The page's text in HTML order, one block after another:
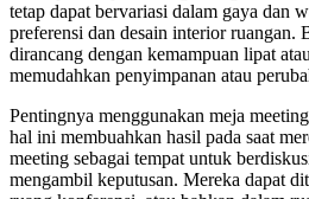
tetap dapat bervariasi dalam gaya dan
preferensi dan desain interior ruangan.
dirancang dengan kemampuan lipat
memudahkan penyimpanan atau
Pentingnya menggunakan meja
hal ini membuahkan hasil pada saat
meeting sebagai tempat untuk
mengambil keputusan. Mereka dapat